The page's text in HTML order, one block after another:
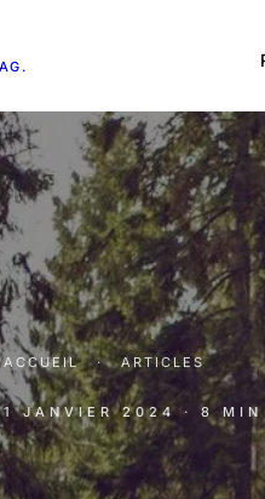
ACCUEIL · ARTICLES
1 JANVIER 2024 · 8 MIN